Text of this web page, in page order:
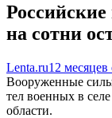
на сотни
Lenta.ru12 месяцев
Вооруженные
тел военных в
области.